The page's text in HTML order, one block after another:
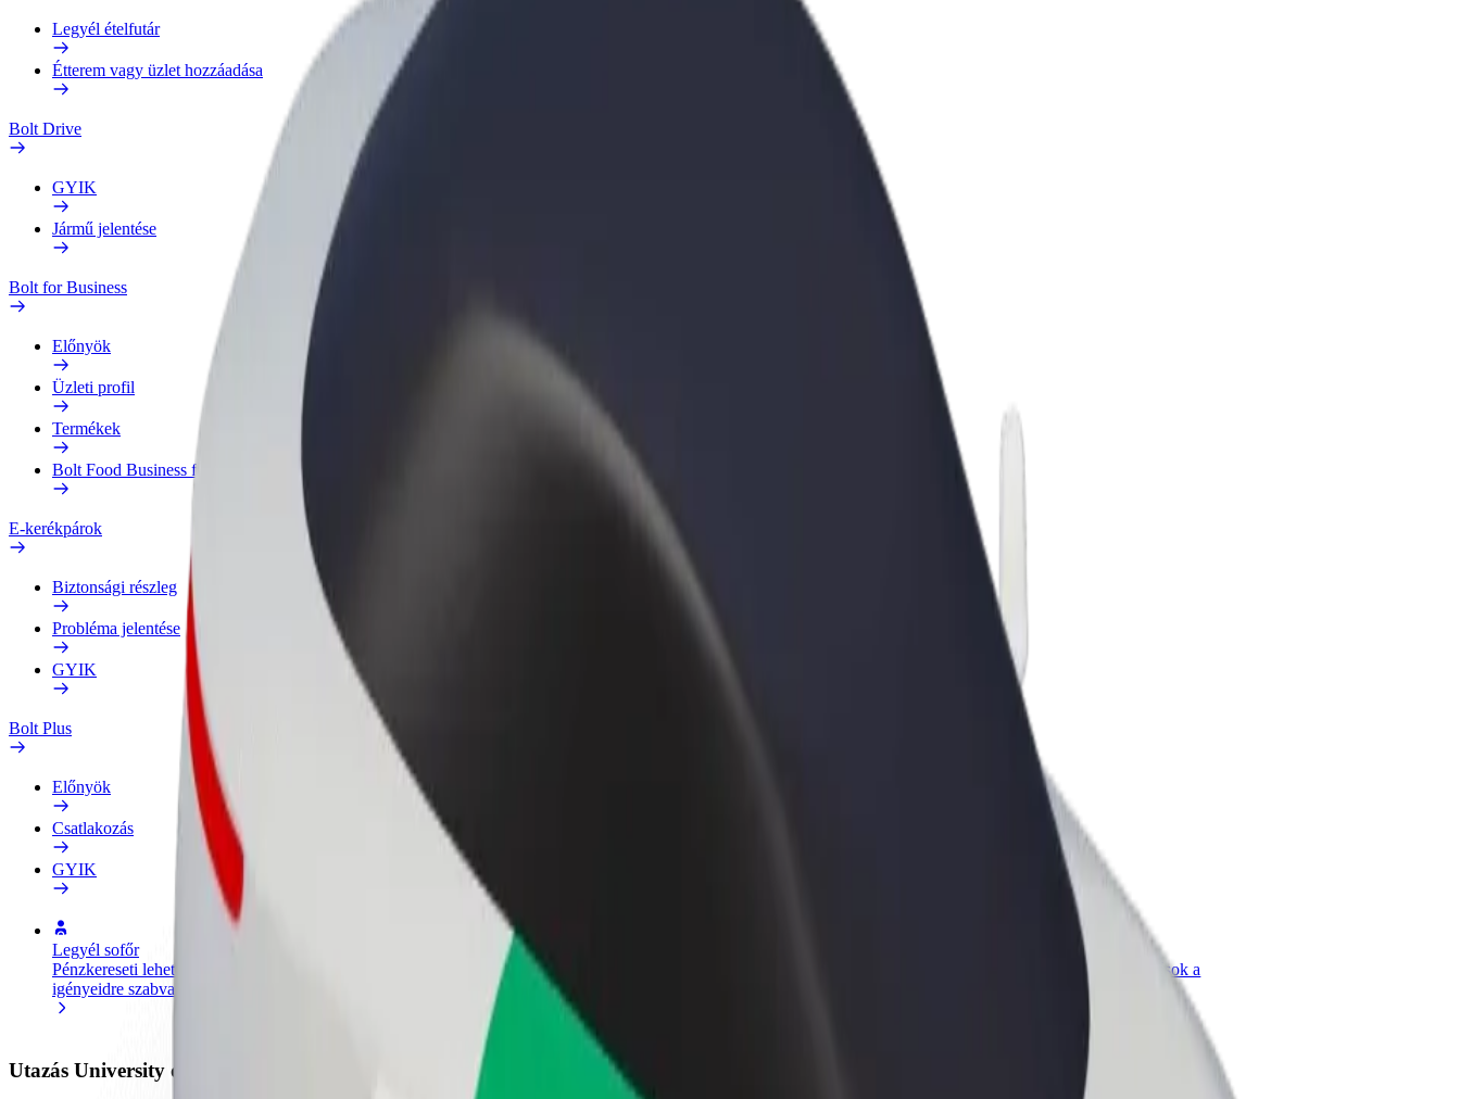
Legyél ételfutár
Étterem vagy üzlet hozzáadása
Bolt Drive
GYIK
Jármű jelentése
Bolt for Business
Előnyök
Üzleti profil
Termékek
Bolt Food Business felhasználóknak
E-kerékpárok
Biztonsági részleg
Probléma jelentése
GYIK
Bolt Plus
Előnyök
Csatlakozás
GYIK
Legyél sofőr
Pénzkereseti lehetőség
igényeidre szabva
Étterem vagy üzlet hozzáadása
Érj el több felhasználót és növeld
keresetedet
Bolt for Business
Bolt termékek és szolgáltatások a
vállalatodra szabva
Utazás University of Calabar és De Vast Luxury Apartment között